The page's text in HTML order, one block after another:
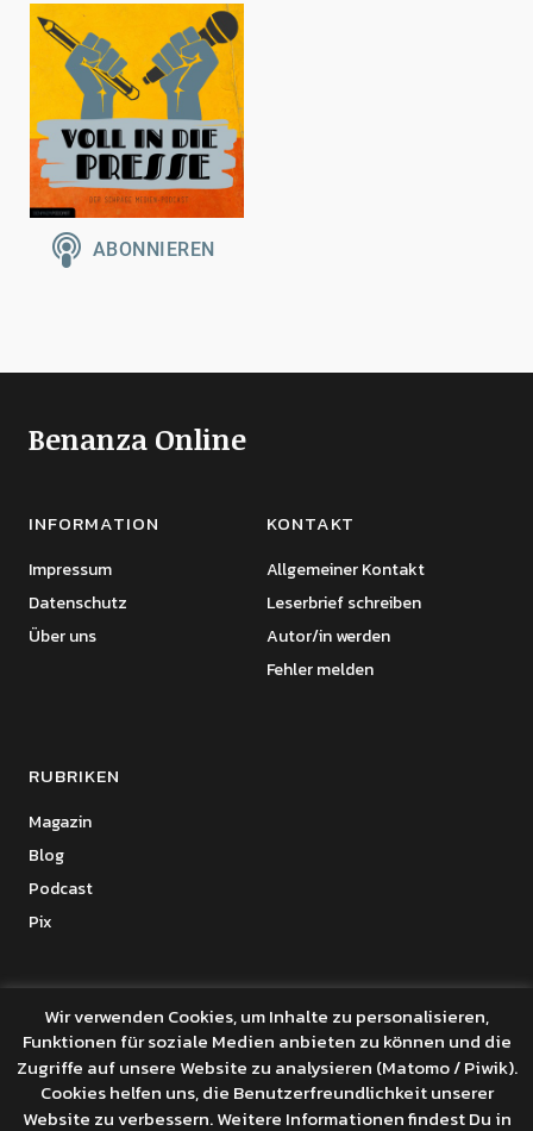
Benanza Online
INFORMATION
Impressum
Datenschutz
Über uns
KONTAKT
Allgemeiner Kontakt
Leserbrief schreiben
Autor/in werden
Fehler melden
RUBRIKEN
Magazin
Blog
Podcast
Pix
Copyright © 2026 Benanza Online
Datenschutz
Powered by WordPress
Theme: Uku vonElmastudio
Wir verwenden Cookies, um Inhalte zu personalisieren,
Funktionen für soziale Medien anbieten zu können und die
Zugriffe auf unsere Website zu analysieren (Matomo / Piwik).
Cookies helfen uns, die Benutzerfreundlichkeit unserer
Website zu verbessern. Weitere Informationen findest Du in